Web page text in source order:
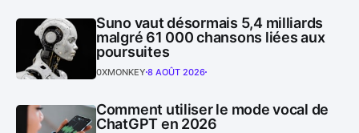
Suno vaut désormais 5,4 milliards
malgré 61 000 chansons liées aux
poursuites
0XMONKEY 8 AOÛT 2026
Comment utiliser le mode vocal de
ChatGPT en 2026